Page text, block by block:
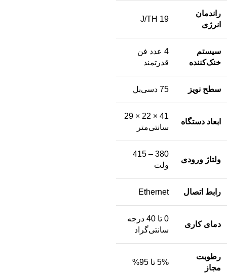
راندمان
انرژی
19 J/TH
سیستم
خنک‌کننده
4 عدد فن
قدرتمند
سطح نویز 75 دسی‌بل
ابعاد دستگاه
41 × 22 × 29
سانتی‌متر
ولتاژ ورودی
380 – 415
ولت
رابط اتصال Ethernet
دمای کاری
0 تا 40 درجه
سانتی‌گراد
رطوبت
مجاز
5% تا 95%